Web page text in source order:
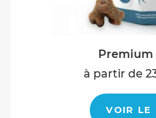
Premium
à partir de
VOIR LE